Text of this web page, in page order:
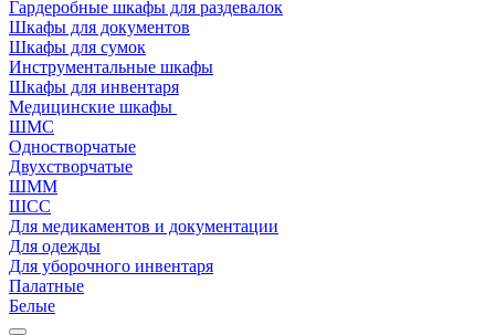
Гардеробные шкафы для раздевалок
Шкафы для документов
Шкафы для сумок
Инструментальные шкафы
Шкафы для инвентаря
Медицинские шкафы
ШМС
Одностворчатые
Двухстворчатые
ШММ
ШСС
Для медикаментов и документации
Для одежды
Для уборочного инвентаря
Палатные
Белые